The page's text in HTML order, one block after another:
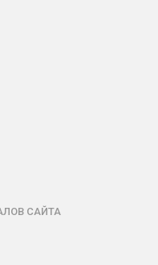
САЙТА